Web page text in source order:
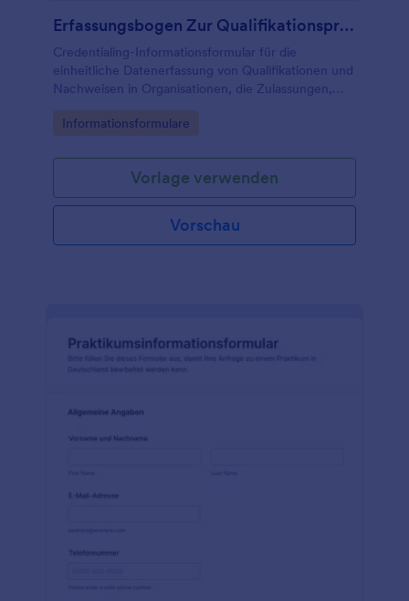
Erfassungsbogen Zur Qualifikationsprüfung
Credentialing-Informationsformular für die
einheitliche Datenerfassung von Qualifikationen und
Nachweisen in Organisationen, die Zulassungen,
verwalten möchten.
Go to Category:
Informationsformulare
Vorlage verwenden
Vorschau